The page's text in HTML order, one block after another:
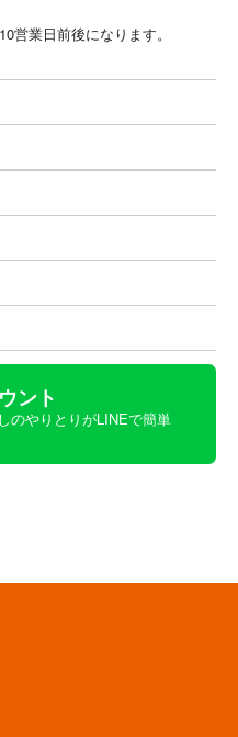
営業日前後になります。
ント
のやりとりがLINEで簡単